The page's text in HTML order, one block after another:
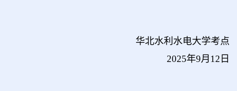
华北水利水电大学考点
2025年9月 12 日